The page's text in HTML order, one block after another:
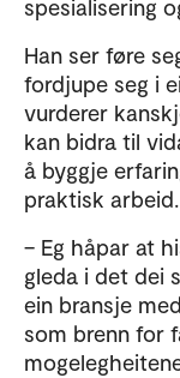
spesialisering
Han ser føre
fordjupe seg i
vurderer
kan bidra til
å byggje
praktisk arbeid.
– Eg håpar at
gleda i det dei
ein bransje
som brenn for